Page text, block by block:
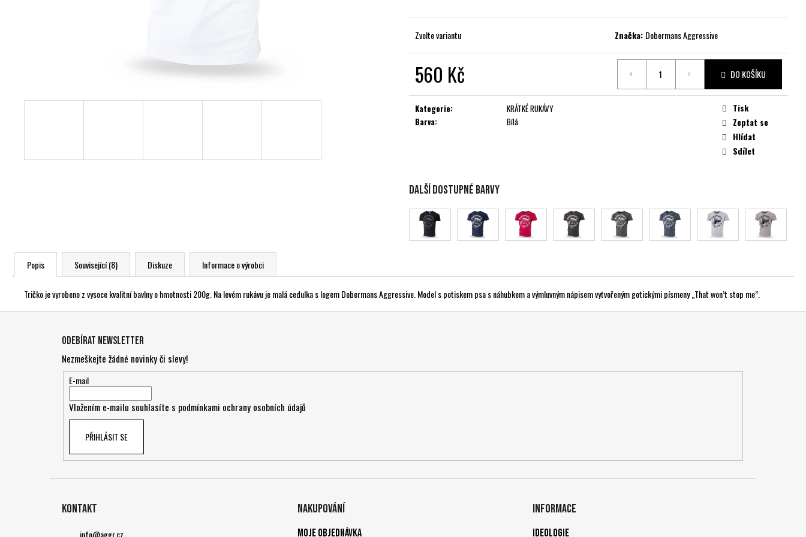
Zvolte variantu Značka: Dobermans Aggressive
560 Kč
cena:
DO KOŠÍKU
Kategorie:
KRÁTKÉ RUKÁVY
Barva: Bílá
Tisk
Zeptat se
Hlídat
Sdílet
Další dostupné barvy
Popis Související (8) Diskuze Informace o výrobci
Tričko je vyrobeno z vysoce kvalitní bavlny o hmotnosti 200g. Na levém rukávu je malá cedulka s logem Dobermans Aggressive. Model s potiskem psa s náhubkem a výmluvným nápisem vytvořeným gotickými písmeny „That won’t stop me”.
Odebírat newsletter
Nezmeškejte žádné novinky či slevy!
E-mail
Vložením e-mailu souhlasíte s podmínkami ochrany osobních údajů
PŘIHLÁSIT SE
Kontakt
info@aggr.cz
Nakupování
Moje objednávka
Informace
Ideologie